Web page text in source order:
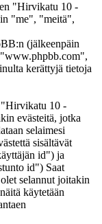
"Hirvikatu 10 -
"me", "meitä",
(jälkeenpäin
kerättyjä tietoja
"Hirvikatu 10 -
evästeitä, jotka
selaimesi
sisältävät
id") ja
id") Saat
selannut joitakin
käytetään